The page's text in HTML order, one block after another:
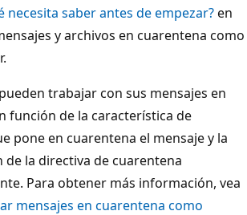
necesita saber antes de empezar?en
y archivos en cuarentena como
trabajar con sus mensajes en
función de la característica de
pone en cuarentena el mensaje y la
la directiva de cuarentena
Para obtener más información, vea
mensajes en cuarentena como